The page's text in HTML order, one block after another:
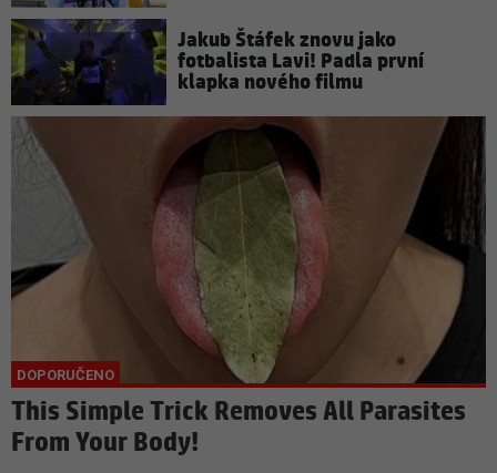
Jakub Štáfek znovu jako
fotbalista Lavi! Padla první
klapka nového filmu
This Simple Trick Removes All Parasites
From Your Body!